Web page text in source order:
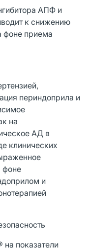
АПФ и
к снижению
фоне приема
периндоприла и
на
АД в
клинических
фоне
и
на показатели